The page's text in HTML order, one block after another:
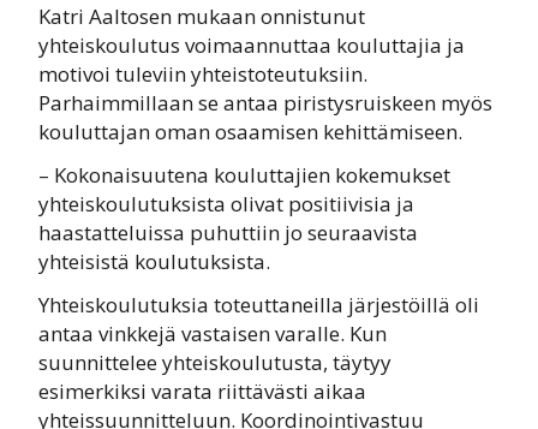
Katri Aaltosen mukaan onnistunut
yhteiskoulutus voimaannuttaa kouluttajia ja
motivoi tuleviin yhteistoteutuksiin.
Parhaimmillaan se antaa piristysruiskeen myös
kouluttajan oman osaamisen kehittämiseen.
– Kokonaisuutena kouluttajien kokemukset
yhteiskoulutuksista olivat positiivisia ja
haastatteluissa puhuttiin jo seuraavista
yhteisistä koulutuksista.
Yhteiskoulutuksia toteuttaneilla järjestöillä oli
antaa vinkkejä vastaisen varalle. Kun
suunnittelee yhteiskoulutusta, täytyy
esimerkiksi varata riittävästi aikaa
yhteissuunnitteluun. Koordinointivastuu